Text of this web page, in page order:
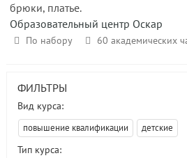
брюки, платье.
Образовательный центр Оскар
По набору 60 академических
ФИЛЬТРЫ
Вид курса:
повышение квалификации детские
Тип курса: